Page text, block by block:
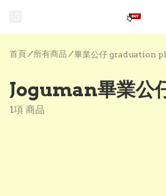
首頁/ 所有商品 /畢業公仔 graduation
Joguman畢業公
1項 商品